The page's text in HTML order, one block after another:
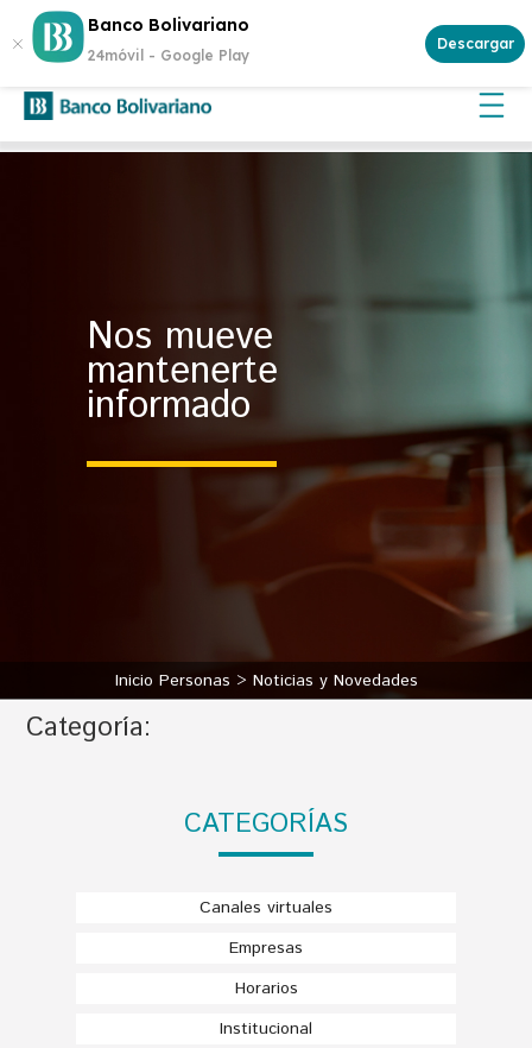
Banco Bolivariano
24móvil - Google Play
Descargar
¿Buscas invertir con seguridad? Genera rentabilidad con un
Certificado de Depósito
Nos mueve
mantenerte
informado
Inicio Personas Noticias y Novedades
Categoría:
CATEGORÍAS
Canales virtuales
Empresas
Horarios
Institucional